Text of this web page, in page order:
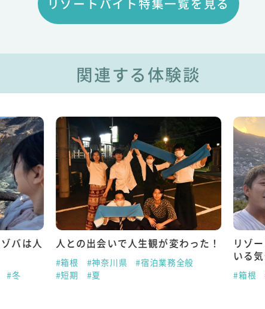
関連する体験談
バは人
#冬
人との出会いで人生観が変わった！
#箱根 #神奈川県
#宿泊業務全般
#短期
#夏
リゾ
いる
#箱根